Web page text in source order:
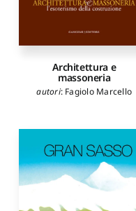
Architettura e
massoneria
autori: Fagiolo Marcello